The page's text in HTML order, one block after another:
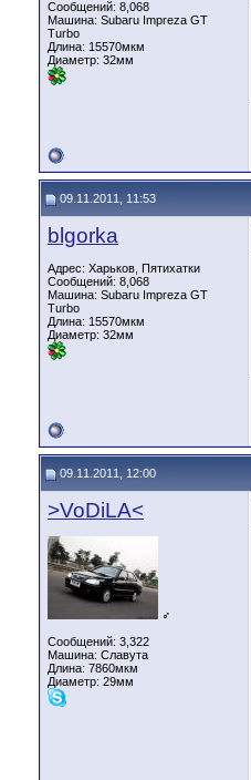
Сообщений: 8,068
Машина: Subaru Impreza GT
Turbo
Длина: 15570мкм
Диаметр: 32мм
09.11.2011, 11:53
blgorka
Адрес: Харьков, Пятихатки
Сообщений: 8,068
Машина: Subaru Impreza GT
Turbo
Длина: 15570мкм
Диаметр: 32мм
09.11.2011, 12:00
>VoDiLA<
♂
Сообщений: 3,322
Машина: Славута
Длина: 7860мкм
Диаметр: 29мм